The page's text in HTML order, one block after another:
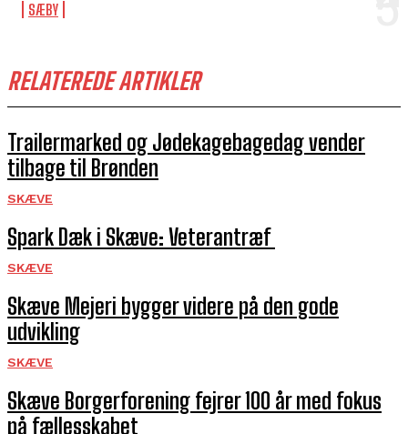
SÆBY
RELATEREDE ARTIKLER
Trailermarked og Jødekagebagedag vender
tilbage til Brønden
SKÆVE
Spark Dæk i Skæve: Veterantræf
SKÆVE
Skæve Mejeri bygger videre på den gode
udvikling
SKÆVE
Skæve Borgerforening fejrer 100 år med fokus
på fællesskabet